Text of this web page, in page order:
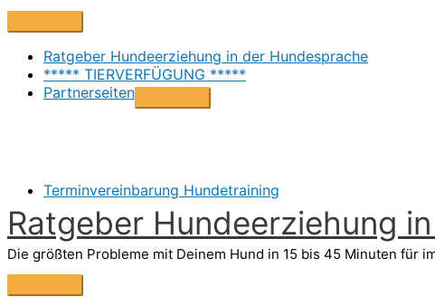
Zum
Inhalt
springen
Above
Header
Ratgeber Hundeerziehung in der Hundesprache
***** TIERVERFÜGUNG *****
Partnerseiten
Terminvereinbarung Hundetraining
Ratgeber Hundeerziehung
Die größten Probleme mit Deinem Hund in 15 bis 45 Minuten für
Hauptmenü